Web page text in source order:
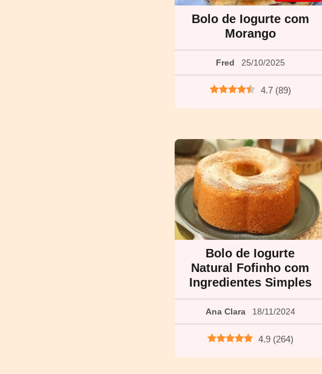
Bolo de Iogurte com
Morango
Fred 25/10/2025
4.7 (89)
Bolo de Iogurte
Natural Fofinho com
Ingredientes Simples
Ana Clara 18/11/2024
4.9 (264)